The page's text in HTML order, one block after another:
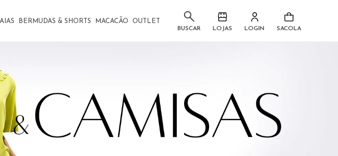
BUSCAR LOJAS LOGIN SACOLA
BERMUDAS & SHORTS MACACÃO OUTLET